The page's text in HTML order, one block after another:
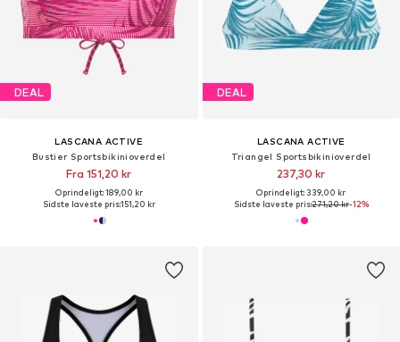
DEAL
LASCANA ACTIVE
Bustier Sportsbikinioverdel
Fra 151,20 kr
Oprindeligt: 189,00 kr
Sidste laveste pris:151,20 kr
DEAL
LASCANA ACTIVE
Triangel Sportsbikinioverdel
237,30 kr
Oprindeligt: 339,00 kr
Sidste laveste pris:271,20 kr-12%